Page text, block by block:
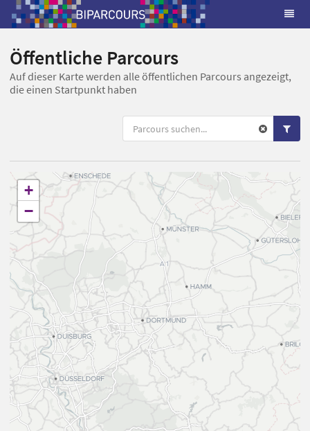
Öffentliche Parcours
Auf dieser Karte werden alle öffentlichen Parcours angezeigt,
die einen Startpunkt haben
+
−